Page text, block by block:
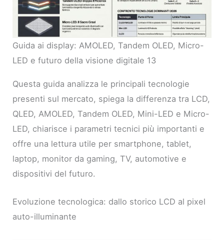
Guida ai display: AMOLED, Tandem OLED, Micro-
LED e futuro della visione digitale 13
Questa guida analizza le principali tecnologie
presenti sul mercato, spiega la differenza tra LCD,
QLED, AMOLED, Tandem OLED, Mini-LED e Micro-
LED, chiarisce i parametri tecnici più importanti e
offre una lettura utile per smartphone, tablet,
laptop, monitor da gaming, TV, automotive e
dispositivi del futuro.
Evoluzione tecnologica: dallo storico LCD al pixel
auto-illuminante